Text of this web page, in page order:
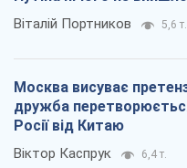
Віталій Портников 5,6 т.
Москва висуває
дружба
Росії від Китаю
Віктор Каспрук 6,4 т.